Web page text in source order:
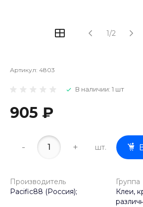
1/2
Артикул: 4803
В наличии: 1 шт
905 ₽
- + шт.
Производитель
Pacific88 (Россия);
Группа
Клеи,